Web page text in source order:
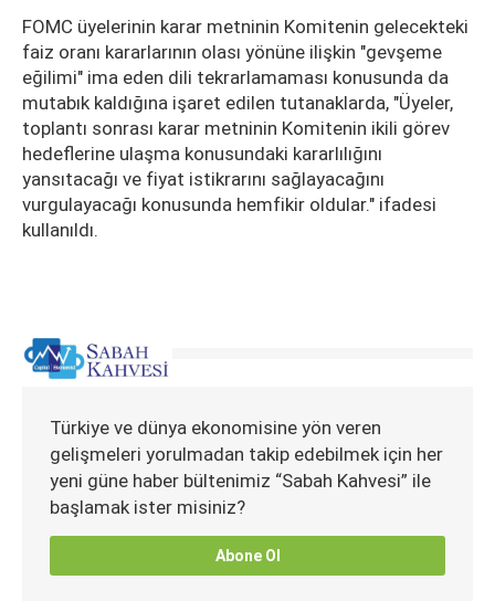
FOMC üyelerinin karar metninin Komitenin gelecekteki
faiz oranı kararlarının olası yönüne ilişkin "gevşeme
eğilimi" ima eden dili tekrarlamaması konusunda da
mutabık kaldığına işaret edilen tutanaklarda, "Üyeler,
toplantı sonrası karar metninin Komitenin ikili görev
hedeflerine ulaşma konusundaki kararlılığını
yansıtacağı ve fiyat istikrarını sağlayacağını
vurgulayacağı konusunda hemfikir oldular." ifadesi
kullanıldı.
Türkiye ve dünya ekonomisine yön veren
gelişmeleri yorulmadan takip edebilmek için her
yeni güne haber bültenimiz “Sabah Kahvesi” ile
başlamak ister misiniz?
Abone Ol